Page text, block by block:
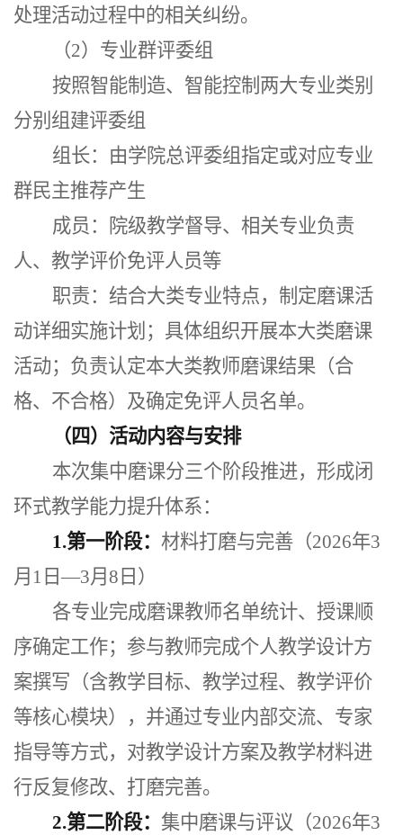
处理活动过程中的相关纠纷。
（2） 专业群评委组
按照智能制造、智能控制两大专业类别
分别组建评委组
组长：由学院总评委组指定或对应专业
群民主推荐产生
成员：院级教学督导、相关专业负责
人、教学评价免评人员等
职责：结合大类专业特点，制定磨课活
动详细实施计划；具体组织开展本大类磨课
活动；负责认定本大类教师磨课结果（合
格、不合格）及确定免评人员名单。
（四）活动内容与安排
本次集中磨课分三个阶段推进，形成闭
环式教学能力提升体系：
1.第一阶段： 材料打磨与完善（2026年3
月1日—3月8日）
各专业完成磨课教师名单统计、授课顺
序确定工作；参与教师完成个人教学设计方
案撰写（含教学目标、教学过程、教学评价
等核心模块），并通过专业内部交流、专家
指导等方式，对教学设计方案及教学材料进
行反复修改、打磨完善。
2.第二阶段： 集中磨课与评议（2026年3